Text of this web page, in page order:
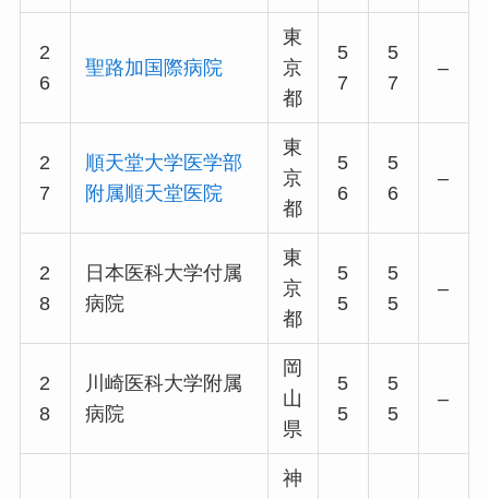
2
6
聖路加国際病院
東
京
都
5
7
5
7
–
2
7
順天堂大学医学部
附属順天堂医院
東
京
都
5
6
5
6
–
2
8
日本医科大学付属
病院
東
京
都
5
5
5
5
–
2
8
川崎医科大学附属
病院
岡
山
県
5
5
5
5
–
神